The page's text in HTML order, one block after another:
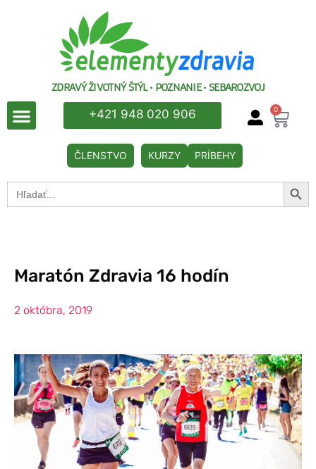
ZDRAVÝ ŽIVOTNÝ ŠTÝL • POZNANIE • SEBAROZVOJ
+421 948 020 906 0
ČLENSTVO KURZY PRÍBEHY
Search
for:
Maratón Zdravia 16 hodín
2 októbra, 2019